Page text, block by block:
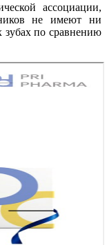
ассоциации,
не имеют ни
зубах по сравнению